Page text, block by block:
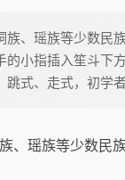
族、瑶族等少数民
的小指插入笙斗下
式、走式，初学
、瑶族等少数民